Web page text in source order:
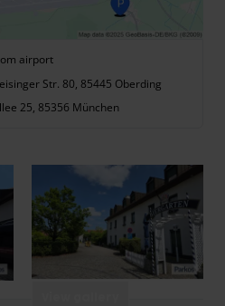
airport
Str. 80, 85445 Oberding
25, 85356 München